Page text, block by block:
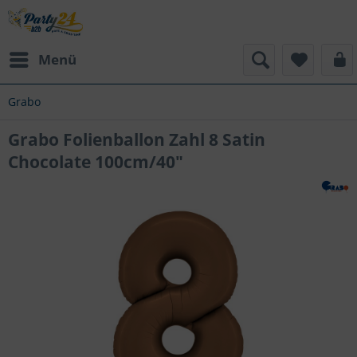
Menü
Grabo
Grabo Folienballon Zahl 8 Satin
Chocolate 100cm/40"